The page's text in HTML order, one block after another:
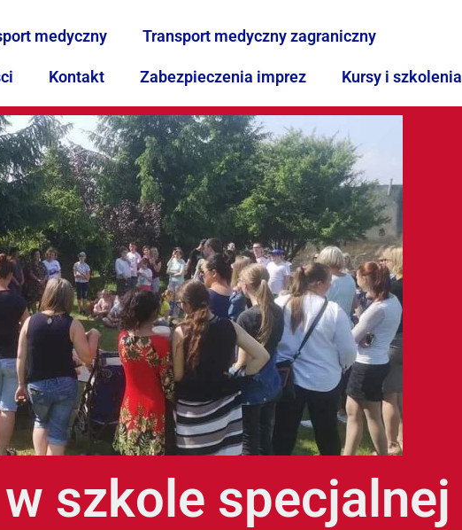
medyczny Transport medyczny zagraniczny
Kontakt Zabezpieczenia imprez Kursy i szkolenia
szkole specjalnej